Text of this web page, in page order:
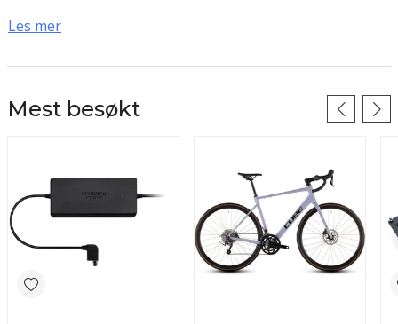
både finne fram i mørket,
Les mer
Mest besøkt